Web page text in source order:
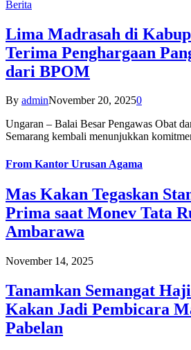
Berita
Lima Madrasah di
Terima Penghargaan
dari BPOM
By adminNovember 20, 20250
Ungaran – Balai Besar Pengawas Obat
Semarang kembali menunjukkan
From Kantor Urusan Agama
Mas Kakan Tegaskan
Prima saat Monev Tata
Ambarawa
November 14, 2025
Tanamkan Semangat
Kakan Jadi Pembicara
Pabelan